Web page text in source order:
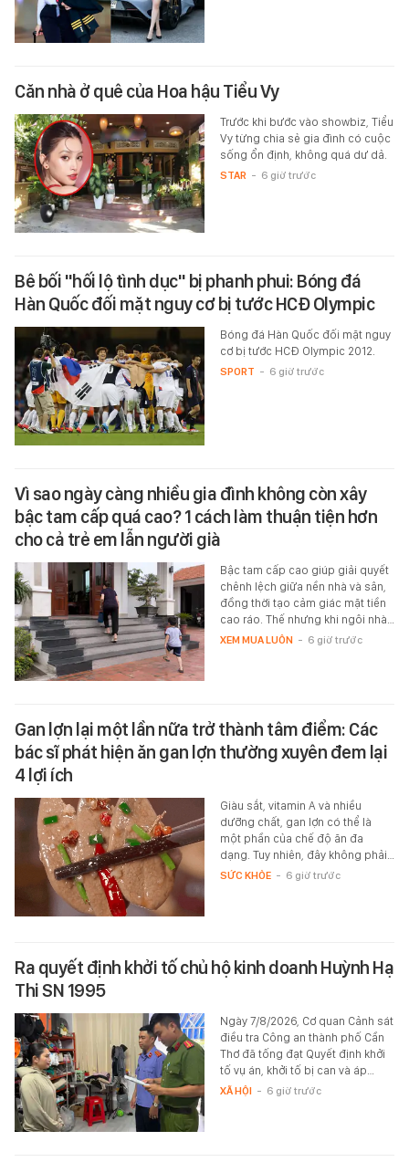
Căn nhà ở quê của Hoa hậu Tiểu Vy
Trước khi bước vào showbiz, Tiểu
Vy từng chia sẻ gia đình có cuộc
sống ổn định, không quá dư dả.
STAR - 6 giờ trước
Bê bối "hối lộ tình dục" bị phanh phui: Bóng đá
Hàn Quốc đối mặt nguy cơ bị tước HCĐ Olympic
Bóng đá Hàn Quốc đối mặt nguy
cơ bị tước HCĐ Olympic 2012.
SPORT - 6 giờ trước
Vì sao ngày càng nhiều gia đình không còn xây
bậc tam cấp quá cao? 1 cách làm thuận tiện hơn
cho cả trẻ em lẫn người già
Bậc tam cấp cao giúp giải quyết
chênh lệch giữa nền nhà và sân,
đồng thời tạo cảm giác mặt tiền
cao ráo. Thế nhưng khi ngôi nhà…
XEM MUA LUÔN - 6 giờ trước
Gan lợn lại một lần nữa trở thành tâm điểm: Các
bác sĩ phát hiện ăn gan lợn thường xuyên đem lại
4 lợi ích
Giàu sắt, vitamin A và nhiều
dưỡng chất, gan lợn có thể là
một phần của chế độ ăn đa
dạng. Tuy nhiên, đây không phải…
SỨC KHỎE - 6 giờ trước
Ra quyết định khởi tố chủ hộ kinh doanh Huỳnh Hạ
Thi SN 1995
Ngày 7/8/2026, Cơ quan Cảnh sát
điều tra Công an thành phố Cần
Thơ đã tống đạt Quyết định khởi
tố vụ án, khởi tố bị can và áp…
XÃ HỘI - 6 giờ trước